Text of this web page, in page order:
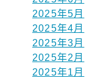
2025年5月
2025年4月
2025年3月
2025年2月
2025年1月